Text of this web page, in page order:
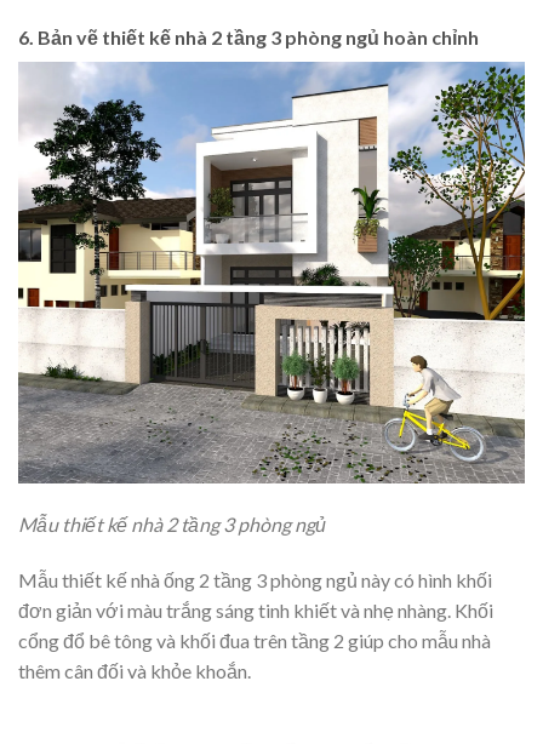
6. Bản vẽ thiết kế nhà 2 tầng 3 phòng ngủ hoàn chỉnh
Mẫu thiết kế nhà 2 tầng 3 phòng ngủ
Mẫu thiết kế nhà ống 2 tầng 3 phòng ngủ này có hình khối
đơn giản với màu trắng sáng tinh khiết và nhẹ nhàng. Khối
cổng đổ bê tông và khối đua trên tầng 2 giúp cho mẫu nhà
thêm cân đối và khỏe khoắn.